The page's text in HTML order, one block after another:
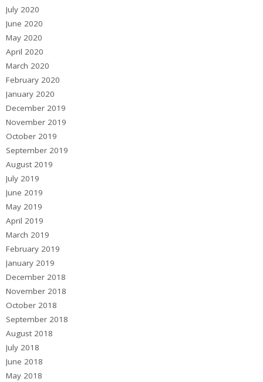
July 2020
June 2020
May 2020
April 2020
March 2020
February 2020
January 2020
December 2019
November 2019
October 2019
September 2019
August 2019
July 2019
June 2019
May 2019
April 2019
March 2019
February 2019
January 2019
December 2018
November 2018
October 2018
September 2018
August 2018
July 2018
June 2018
May 2018